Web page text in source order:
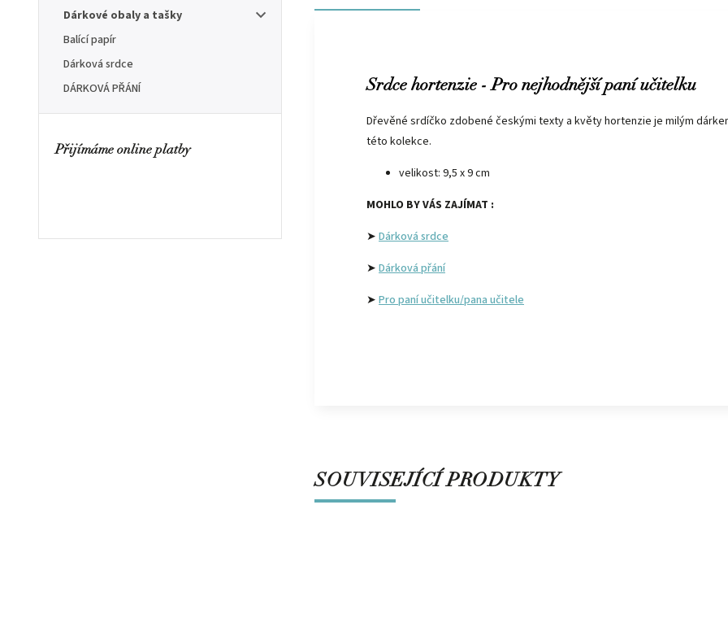
Dárkové obaly a tašky
Balící papír
Dárková srdce
DÁRKOVÁ PŘÁNÍ
Přijímáme online platby
Srdce hortenzie - Pro nejhodnější paní učitelku
Dřevěné srdíčko zdobené českými texty a květy hortenzie je milým
této kolekce.
velikost: 9,5 x 9 cm
MOHLO BY VÁS ZAJÍMAT :
➤ Dárková srdce
➤ Dárková přání
➤ Pro paní učitelku/pana učitele
SOUVISEJÍCÍ PRODUKTY